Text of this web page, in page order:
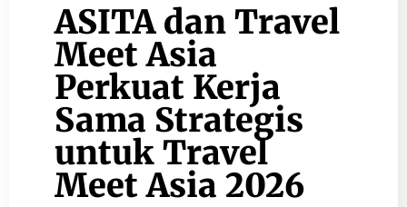
ASITA dan Travel
Meet Asia
Perkuat Kerja
Sama Strategis
untuk Travel
Meet Asia 2026